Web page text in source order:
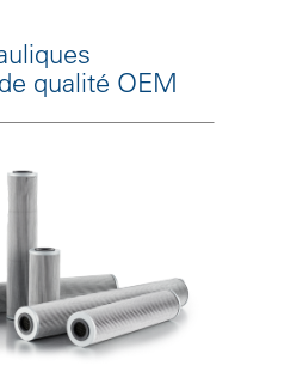
qualité OEM